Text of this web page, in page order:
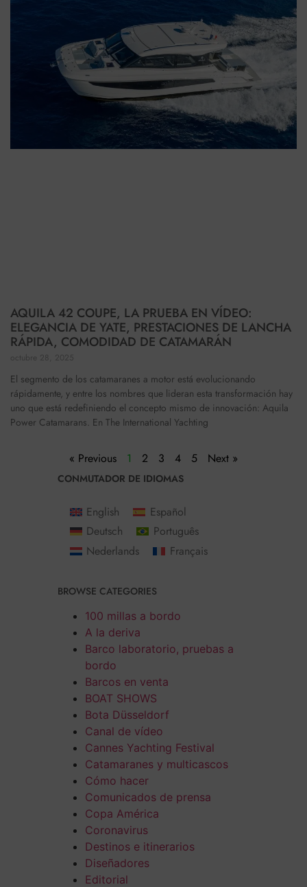
AQUILA 42 COUPE, LA PRUEBA EN VÍDEO:
ELEGANCIA DE YATE, PRESTACIONES DE LANCHA
RÁPIDA, COMODIDAD DE CATAMARÁN
octubre 28, 2025
El segmento de los catamaranes a motor está evolucionando
rápidamente, y entre los nombres que lideran esta transformación hay
uno que está redefiniendo el concepto mismo de innovación: Aquila
Power Catamarans. En The International Yachting
« Previous 1 2 3 4 5 Next »
CONMUTADOR DE IDIOMAS
English
Español
Deutsch
Português
Nederlands
Français
BROWSE CATEGORIES
100 millas a bordo
A la deriva
Barco laboratorio, pruebas a
bordo
Barcos en venta
BOAT SHOWS
Bota Düsseldorf
Canal de vídeo
Cannes Yachting Festival
Catamaranes y multicascos
Cómo hacer
Comunicados de prensa
Copa América
Coronavirus
Destinos e itinerarios
Diseñadores
Editorial